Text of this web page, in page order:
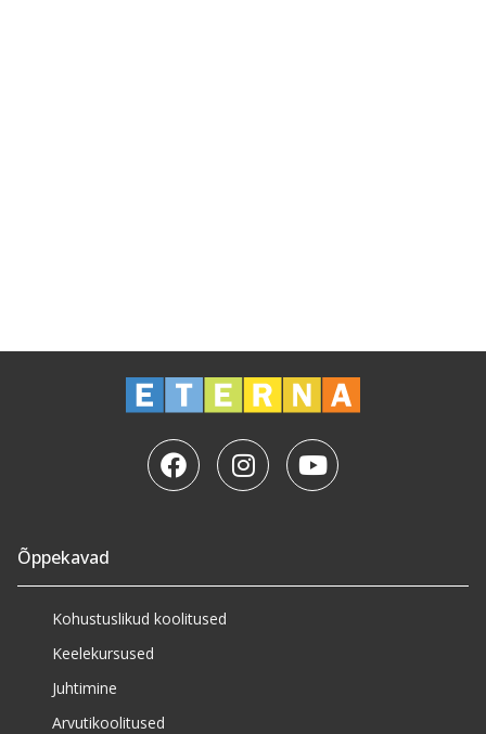
Õppekavad
Kohustuslikud koolitused
Keelekursused
Juhtimine
Arvutikoolitused